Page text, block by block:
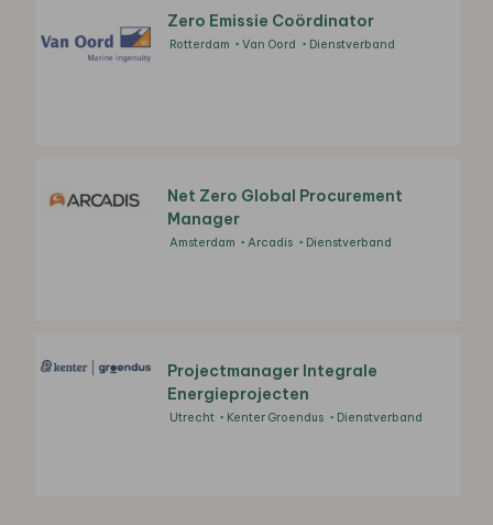
Zero Emissie Coördinator
Rotterdam Van Oord Dienstverband
Net Zero Global Procurement
Manager
Amsterdam Arcadis Dienstverband
Projectmanager Integrale
Energieprojecten
Utrecht Kenter Groendus Dienstverband